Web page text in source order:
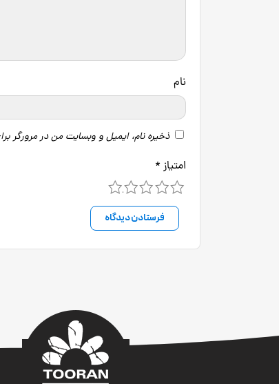
ذخیره نام، ایمیل و وبسایت من در مرورگر
امتیاز *
4 3 2 1